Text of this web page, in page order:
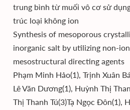
trung bình từ muối vô cơ sử
trúc loại không ion
Synthesis of mesoporous
inorganic salt by utilizing non-
mesostructural directing agents
Phạm Minh Hảo(1), Trịnh Xuân
Lê Văn Dương(1), Huỳnh Thị
Thị Thanh Tú(3)Tạ Ngọc Đôn(1),